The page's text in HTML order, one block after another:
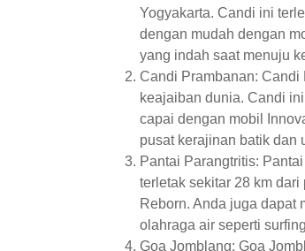
Yogyakarta. Candi ini
dengan mudah dengan
yang indah saat menuju
Candi Prambanan: Candi
keajaiban dunia. Candi
capai dengan mobil
pusat kerajinan batik dan
Pantai Parangtritis:
terletak sekitar 28 km
Reborn. Anda juga dapat
olahraga air seperti
Goa Jomblang: Goa